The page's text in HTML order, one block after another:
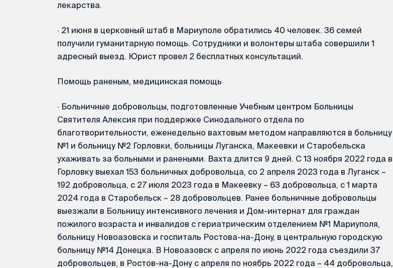
лекарства.
· 21 июня в церковный штаб в Мариуполе обратились 40 человек. 36 семей
получили гуманитарную помощь. Сотрудники и волонтеры штаба совершили 1
адресный выезд. Юрист провел 2 бесплатных консультаций.
Помощь раненым, медицинская помощь
· Больничные добровольцы, подготовленные Учебным центром Больницы
Святителя Алексия при поддержке Синодального отдела по
благотворительности, еженедельно вахтовым методом направляются в больницу
№1 и больницу №2 Горловки, больницы Луганска, Макеевки и Старобельска
ухаживать за больными и ранеными. Вахта длится 9 дней. С 13 ноября 2022 года в
Горловку выехал 153 больничных добровольца, со 2 апреля 2023 года в Луганск –
192 добровольца, с 27 июля 2023 года в Макеевку – 63 добровольца, с 1 марта
2024 года в Старобельск – 28 добровольцев. Ранее больничные добровольцы
выезжали в Больницу интенсивного лечения и Дом-интернат для граждан
пожилого возраста и инвалидов с гериатрическим отделением №1 Мариуполя,
больницу Новоазовска и госпиталь Ростова-на-Дону, в центральную городскую
больницу №14 Донецка. В Новоазовск с апреля по июнь 2022 года съездили 37
добровольцев, в Ростов-на-Дону с апреля по ноябрь 2022 года – 44 добровольца,